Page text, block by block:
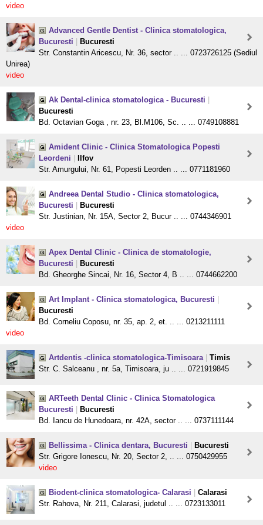
video
Advanced Gentle Dentist - Clinica stomatologica,
Bucuresti
Bucuresti
Str. Constantin Aricescu, Nr. 36, sector .. ... 0723726125 (Sediul
Unirea)
video
Ak Dental-clinica stomatologica - Bucuresti
Bucuresti
Bd. Octavian Goga , nr. 23, Bl.M106, Sc. .. ... 0749108881
Amident Clinic - Clinica Stomatologica Popesti
Leordeni
Ilfov
Str. Amurgului, Nr. 61, Popesti Leorden .. ... 0771181960
Andreea Dental Studio - Clinica stomatologica,
Bucuresti
Bucuresti
Str. Justinian, Nr. 15A, Sector 2, Bucur .. ... 0744346901
video
Apex Dental Clinic - Clinica de stomatologie,
Bucuresti
Bucuresti
Bd. Gheorghe Sincai, Nr. 16, Sector 4, B .. ... 0744662200
Art Implant - Clinica stomatologica, Bucuresti
Bucuresti
Bd. Corneliu Coposu, nr. 35, ap. 2, et. .. ... 0213211111
video
Artdentis -clinica stomatologica-Timisoara
Timis
Str. C. Salceanu , nr. 5a, Timisoara, ju .. ... 0721919845
ARTeeth Dental Clinic - Clinica Stomatologica
Bucuresti
Bucuresti
Bd. Iancu de Hunedoara, nr. 42A, sector .. ... 0737111144
Bellissima - Clinica dentara, Bucuresti
Bucuresti
Str. Grigore Ionescu, Nr. 20, Sector 2, .. ... 0750429955
video
Biodent-clinica stomatologica- Calarasi
Calarasi
Str. Rahova, Nr. 211, Calarasi, judetul .. ... 0723133011